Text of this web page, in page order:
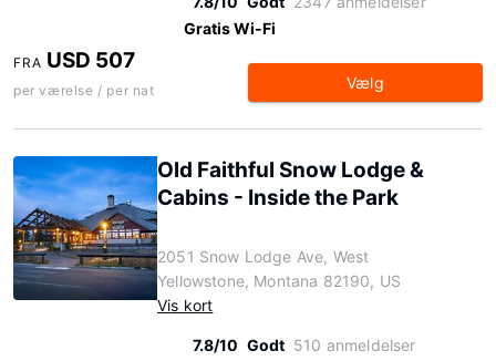
Gratis Wi-Fi
FRA USD 507
per værelse / per nat Vælg
Old Faithful Snow Lodge &
Cabins - Inside the Park
2051 Snow Lodge Ave, West
Yellowstone, Montana 82190, US
Vis kort
7.8/10 Godt 510 anmeldelser